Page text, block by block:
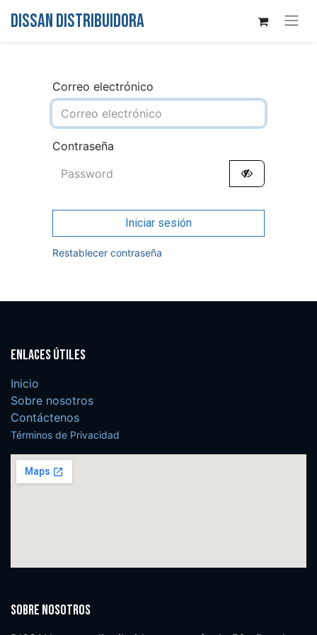
DISSAN DISTRIBUIDORA
Correo electrónico
Contraseña
Iniciar sesión
Restablecer contraseña
Enlaces útiles
Inicio
Sobre nosotros
Contáctenos
Términos de Privacidad
Sobre nosotros